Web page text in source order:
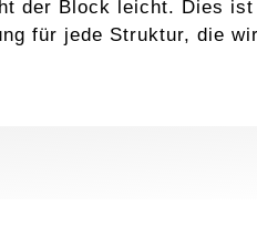
der Block leicht. Dies
für jede Struktur, die